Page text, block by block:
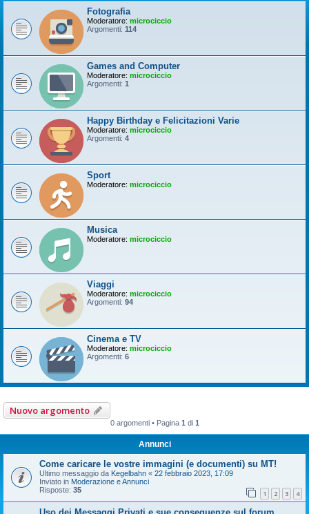
Fotografia
Moderatore: microciccio
Argomenti: 114
Games and Computer
Moderatore: microciccio
Argomenti: 1
Happy Birthday e Felicitazioni Varie
Moderatore: microciccio
Argomenti: 4
Sport
Moderatore: microciccio
Musica
Moderatore: microciccio
Viaggi
Moderatore: microciccio
Argomenti: 94
Cinema e TV
Moderatore: microciccio
Argomenti: 6
Nuovo argomento
0 argomenti • Pagina 1 di 1
Annunci
Come caricare le vostre immagini (e documenti) su MT!
Ultimo messaggio da Kegelbahn « 22 febbraio 2023, 17:09
Inviato in Moderazione e Annunci
Risposte: 35 1 2 3 4